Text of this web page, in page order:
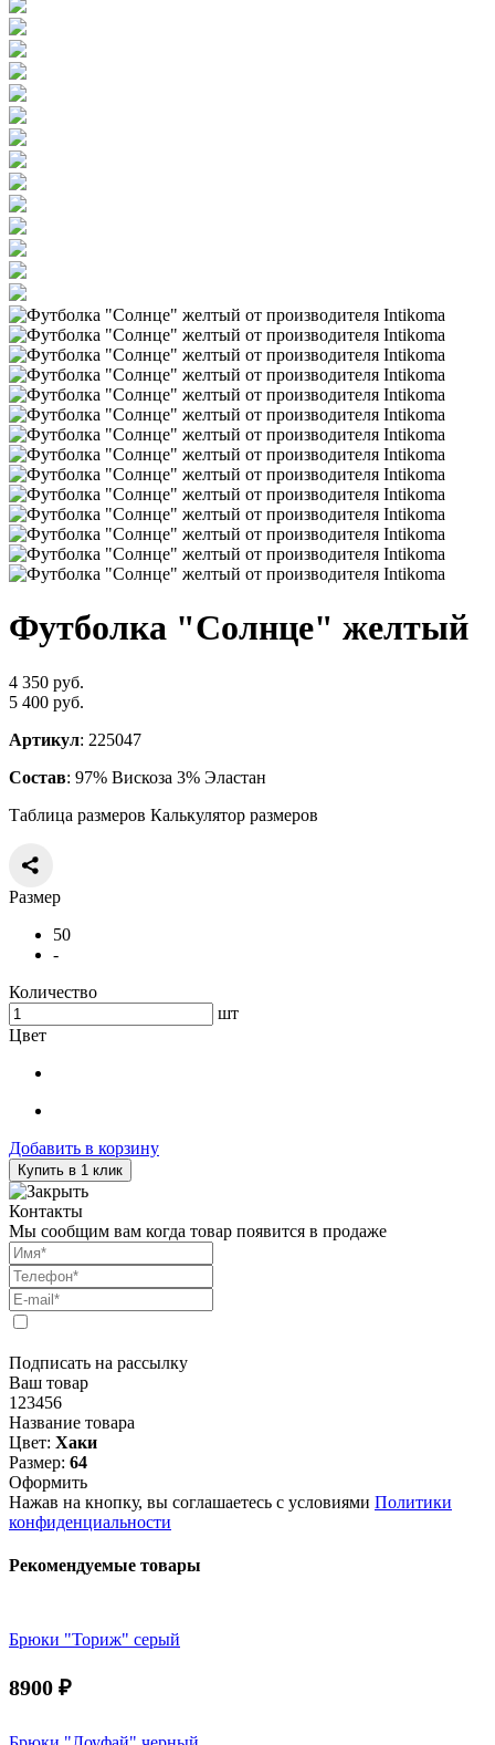
Футболка "Солнце" желтый
4 350 руб.
5 400 руб.
Артикул: 225047
Состав: 97% Вискоза 3% Эластан
Таблица размеров Калькулятор размеров
Размер
50
-
Количество
шт
Цвет
Добавить в корзину
Купить в 1 клик
Контакты
Мы сообщим вам когда товар появится в продаже
Подписать на рассылку
Ваш товар
123456
Название товара
Цвет: Хаки
Размер: 64
Оформить
Нажав на кнопку, вы соглашаетесь с условиями Политики
конфиденциальности
Рекомендуемые товары
Брюки "Ториж" серый
8900 ₽